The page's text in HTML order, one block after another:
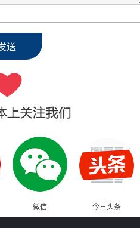
微信 今日头条